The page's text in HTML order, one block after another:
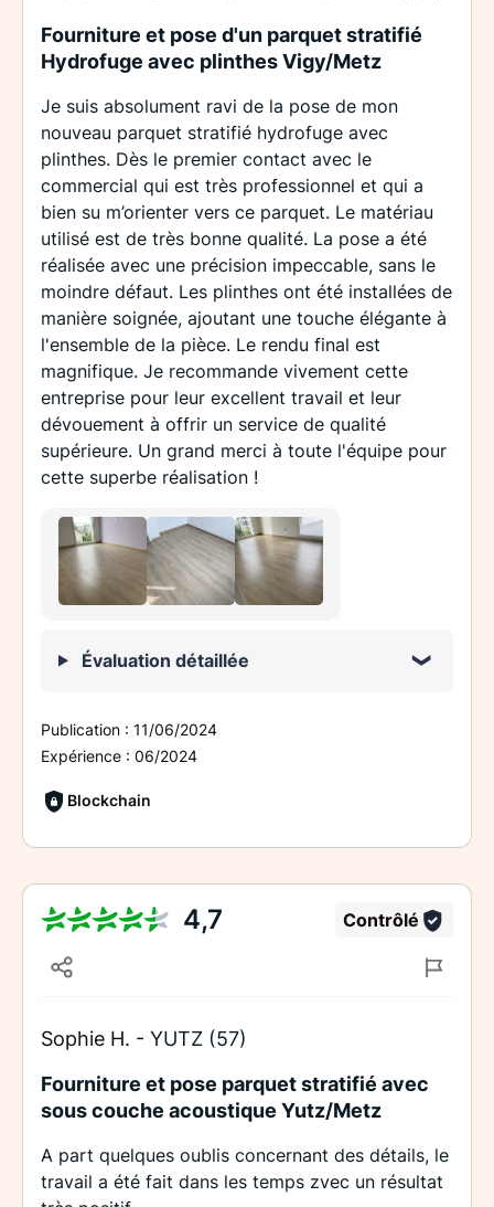
Fourniture et pose d'un parquet stratifié
Hydrofuge avec plinthes Vigy/Metz
Je suis absolument ravi de la pose de mon
nouveau parquet stratifié hydrofuge avec
plinthes. Dès le premier contact avec le
commercial qui est très professionnel et qui a
bien su m’orienter vers ce parquet. Le matériau
utilisé est de très bonne qualité. La pose a été
réalisée avec une précision impeccable, sans le
moindre défaut. Les plinthes ont été installées de
manière soignée, ajoutant une touche élégante à
l'ensemble de la pièce. Le rendu final est
magnifique. Je recommande vivement cette
entreprise pour leur excellent travail et leur
dévouement à offrir un service de qualité
supérieure. Un grand merci à toute l'équipe pour
cette superbe réalisation !
Évaluation détaillée
Publication : 11/06/2024
Expérience : 06/2024
Blockchain
4,7 Contrôlé
Sophie H. - YUTZ (57)
Fourniture et pose parquet stratifié avec
sous couche acoustique Yutz/Metz
A part quelques oublis concernant des détails, le
travail a été fait dans les temps zvec un résultat